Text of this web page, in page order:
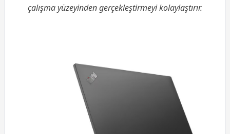
çalışma yüzeyinden gerçekleştirmeyi kolaylaştırır.